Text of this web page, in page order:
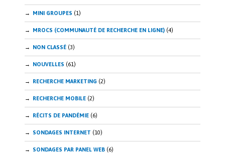
MINI GROUPES (1)
MROCS (COMMUNAUTÉ DE RECHERCHE EN LIGNE) (4)
NON CLASSÉ (3)
NOUVELLES (61)
RECHERCHE MARKETING (2)
RECHERCHE MOBILE (2)
RÉCITS DE PANDÉMIE (6)
SONDAGES INTERNET (10)
SONDAGES PAR PANEL WEB (6)